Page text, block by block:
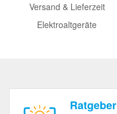
Versand & Lieferzeit
Elektroaltgeräte
Ratgeber